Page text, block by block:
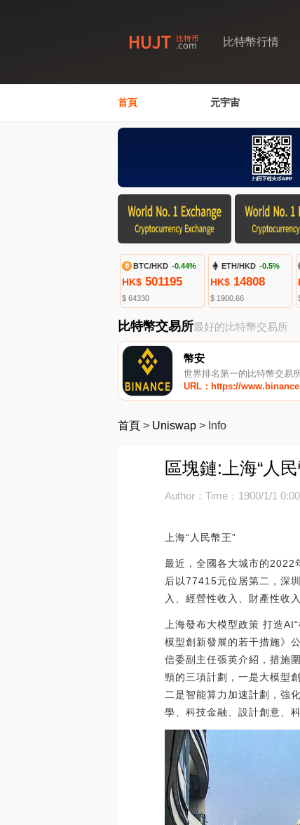
比特幣行情
首頁 元宇宙
BTC/HKD -0.44%
HK$ 501195
$ 64330
ETH/HKD -0.5%
HK$14808
$ 1900.66
比特幣交易所最好的比特幣交易所
幣安
世界排名第一的比特幣交易
URL：https://
首頁 > Uniswap > Info
區塊鏈:上海“人
Author：Time：1900/1/1
上海“人民幣王”
最近，全國各大城市的2022
后以77415元位居第二，深
入、經營性收入、財產性收
上海發布大模型政策 打造
模型創新發展的若干措施》
信委副主任張英介紹，措施
頸的三項計劃，一是大模型
二是智能算力加速計劃，強
學、科技金融、設計創意、